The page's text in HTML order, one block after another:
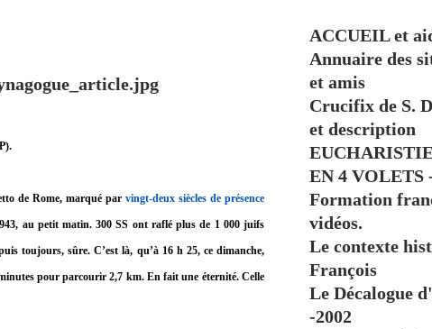
de Rome, marqué par vingt-deux siècles de présence
au petit matin. 300 SS ont raflé plus de 1 000 juifs
toujours, sûre. C’est là, qu’à 16 h 25, ce dimanche,
pour parcourir 2,7 km. En fait une éternité. Celle
ACCUEIL et
Annuaire des
et amis
Crucifix de S.
et description
EN 4 VOLETS
Formation
vidéos.
Le contexte
François
Le Décalogue
-2002